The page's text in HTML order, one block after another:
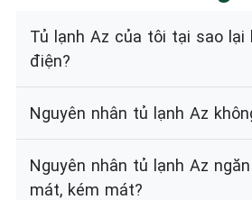
Tủ lạnh Az của tôi tại sao lại
điện?
Nguyên nhân tủ lạnh Az
Nguyên nhân tủ lạnh Az
mát, kém mát?